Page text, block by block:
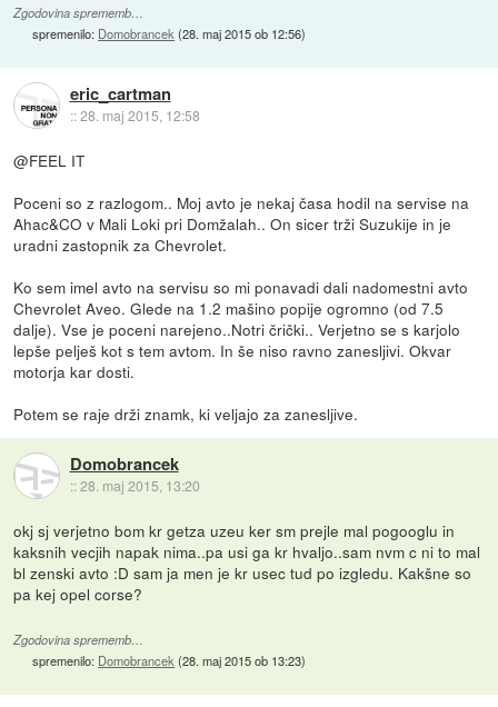
Zgodovina sprememb…
spremenilo: Domobrancek (28. maj 2015 ob 12:56)
eric_cartman
::28. maj 2015, 12:58
@FEEL IT
Poceni so z razlogom.. Moj avto je nekaj časa hodil na servise na
Ahac&CO v Mali Loki pri Domžalah.. On sicer trži Suzukije in je
uradni zastopnik za Chevrolet.
Ko sem imel avto na servisu so mi ponavadi dali nadomestni avto
Chevrolet Aveo. Glede na 1.2 mašino popije ogromno (od 7.5
dalje). Vse je poceni narejeno..Notri črički.. Verjetno se s karjolo
lepše pelješ kot s tem avtom. In še niso ravno zanesljivi. Okvar
motorja kar dosti.
Potem se raje drži znamk, ki veljajo za zanesljive.
Domobrancek
::28. maj 2015, 13:20
okj sj verjetno bom kr getza uzeu ker sm prejle mal pogooglu in
kaksnih vecjih napak nima..pa usi ga kr hvaljo..sam nvm c ni to mal
bl zenski avto :D sam ja men je kr usec tud po izgledu. Kakšne so
pa kej opel corse?
Zgodovina sprememb…
spremenilo: Domobrancek (28. maj 2015 ob 13:23)